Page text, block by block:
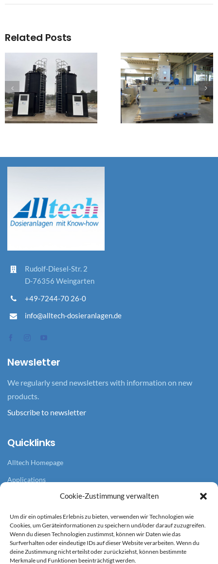
Cookie-Zustimmung verwalten
Um dir ein optimales Erlebnis zu bieten, verwenden wir Technologien wie
Cookies, um Geräteinformationen zu speichern und/oder darauf zuzugreifen.
Wenn du diesen Technologien zustimmst, können wir Daten wie das
Surfverhalten oder eindeutige IDs auf dieser Website verarbeiten. Wenn du
deine Zustimmung nicht erteilst oder zurückziehst, können bestimmte
Merkmale und Funktionen beeinträchtigt werden.
NEW
PROJECT
AND
SALES
Related Posts
Rudolf-Diesel-Str. 2
D-76356 Weingarten
+49-7244-70 26-0
info@alltech-dosieranlagen.de
Newsletter
We regularly send newsletters with information on new
products.
Subscribe to newsletter
Quicklinks
Alltech Homepage
Applications
References
News overview
Service